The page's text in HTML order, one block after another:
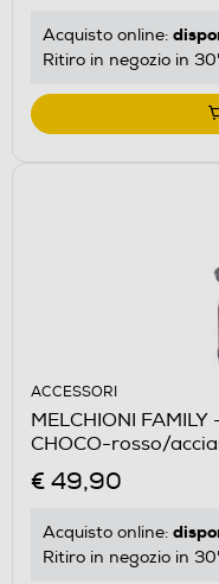
Acquisto online:
Ritiro in negozio in
ACCESSORI
MELCHIONI
CHOCO-rosso/
€ 49,90
Acquisto online:
Ritiro in negozio in